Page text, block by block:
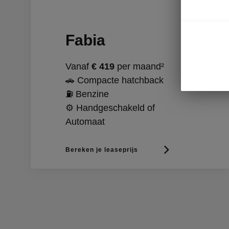
Fabia
Vanaf€ 419 per maand²
🚗 Compacte hatchback
⛽ Benzine
⚙️ Handgeschakeld of
Automaat
Bereken je leaseprijs